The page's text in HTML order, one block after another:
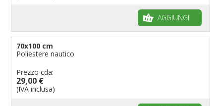
AGGIUNGI
70x100 cm
Poliestere nautico
Prezzo cda:
29,00 €
(IVA inclusa)